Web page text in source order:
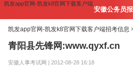
凯发app官网-凯发k8官网下载客户端
安徽公务员
凯发app官网-凯发k8官网下载客户端招考信息
青阳县先锋网:www.qyxf.cn
安徽人事考试网 | 2012-08-28 16:18